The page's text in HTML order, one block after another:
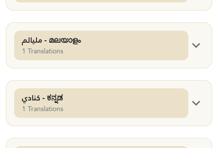
مليالم - മലയാളം
1 Translations
كنادي - ಕನ್ನಡ
1 Translations